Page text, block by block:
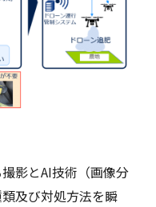
影とAI技術（画像分
及び対処方法を瞬